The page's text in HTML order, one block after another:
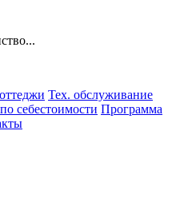
Тех. обслуживание
себестоимости Программа